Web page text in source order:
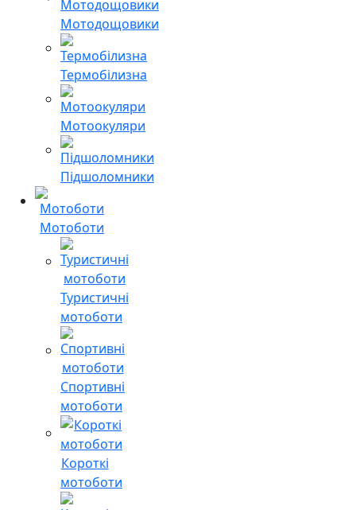
Мотодощовики
Термобілизна
Мотоокуляри
Підшоломники
Мотоботи
Туристичні
мотоботи
Спортивні
мотоботи
Короткі
мотоботи